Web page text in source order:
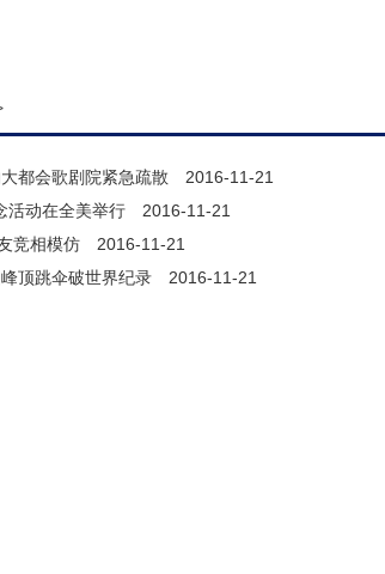
都会歌剧院紧急疏散 2016-11-21
活动在全美举行 2016-11-21
竞相模仿 2016-11-21
顶跳伞破世界纪录 2016-11-21